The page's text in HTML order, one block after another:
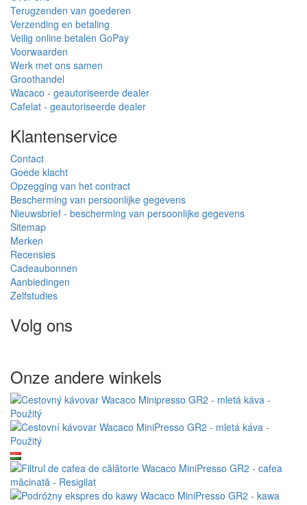
Terugzenden van goederen
Verzending en betaling
Veilig online betalen GoPay
Voorwaarden
Werk met ons samen
Groothandel
Wacaco - geautoriseerde dealer
Cafelat - geautoriseerde dealer
Klantenservice
Contact
Goede klacht
Opzegging van het contract
Bescherming van persoonlijke gegevens
Nieuwsbrief - bescherming van persoonlijke gegevens
Sitemap
Merken
Recensies
Cadeaubonnen
Aanbiedingen
Zelfstudies
Volg ons
Onze andere winkels